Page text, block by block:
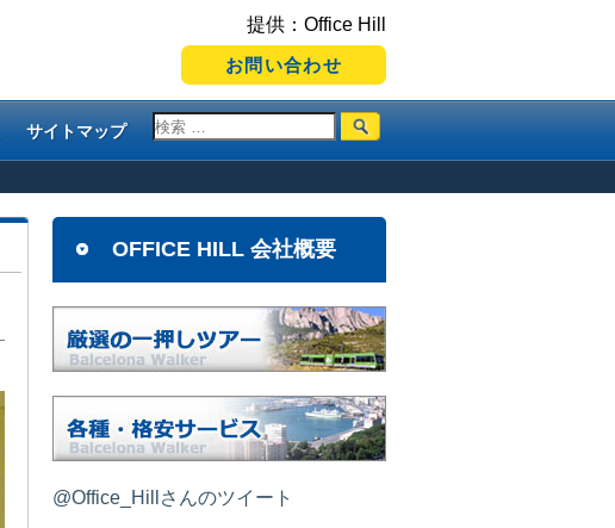
提供：Office Hill
お問い合わせ
サイトマップ
OFFICE HILL 会社概要
@Office_Hillさんのツイート